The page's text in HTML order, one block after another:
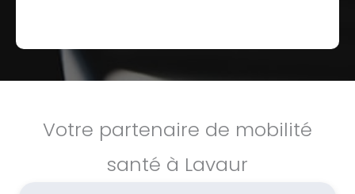
Votre partenaire de mobilité
santé à Lavaur